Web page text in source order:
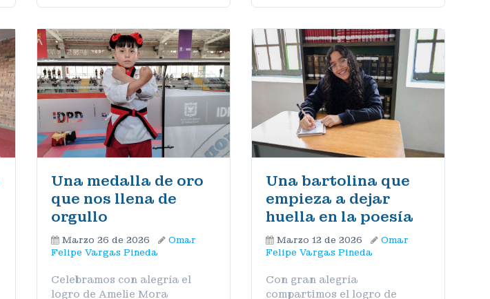
Una medalla de oro
que nos llena de
orgullo
Marzo 26 de 2026
Omar
Felipe Vargas Pineda
Celebramos con alegría el
logro de Amelie Mora
Una bartolina que
empieza a dejar
huella en la poesía
Marzo 12 de 2026
Omar
Felipe Vargas Pineda
Con gran alegría
compartimos el logro de